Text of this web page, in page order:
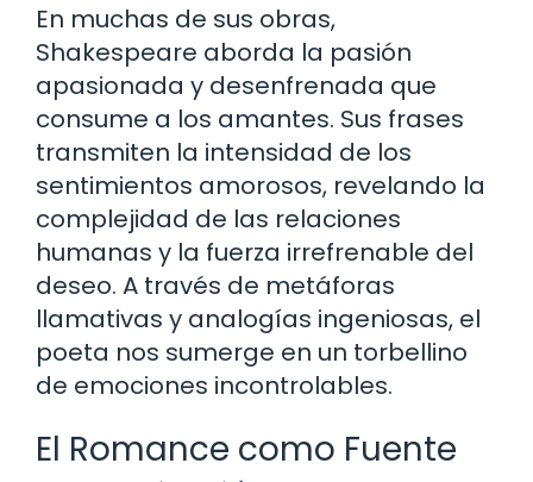
En muchas de sus obras,
Shakespeare aborda la pasión
apasionada y desenfrenada que
consume a los amantes. Sus frases
transmiten la intensidad de los
sentimientos amorosos, revelando la
complejidad de las relaciones
humanas y la fuerza irrefrenable del
deseo. A través de metáforas
llamativas y analogías ingeniosas, el
poeta nos sumerge en un torbellino
de emociones incontrolables.
El Romance como Fuente